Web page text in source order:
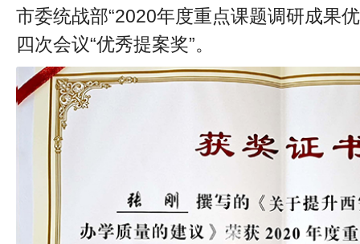
市委统战部“2020年度重点课题调研成果
四次会议“优秀提案奖”。